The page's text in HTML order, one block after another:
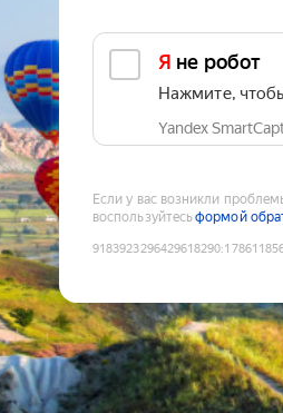
Я не робот
Нажмите,
Yandex
Если у вас возникли
воспользуйтесьформой
9183923296429618290: